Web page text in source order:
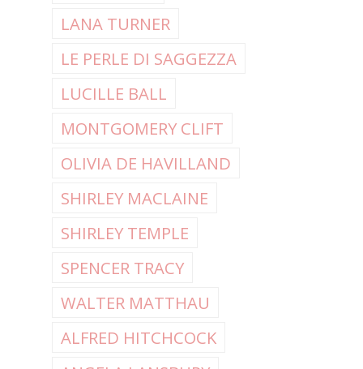
LANA TURNER
LE PERLE DI SAGGEZZA
LUCILLE BALL
MONTGOMERY CLIFT
OLIVIA DE HAVILLAND
SHIRLEY MACLAINE
SHIRLEY TEMPLE
SPENCER TRACY
WALTER MATTHAU
ALFRED HITCHCOCK